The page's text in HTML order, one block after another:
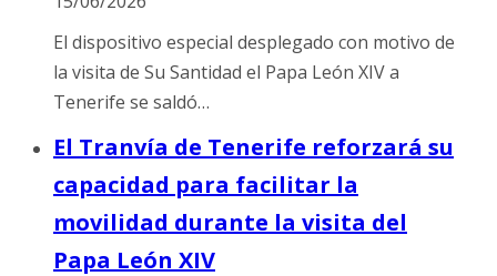
El dispositivo especial desplegado con motivo de
la visita de Su Santidad el Papa León XIV a
Tenerife se saldó…
El Tranvía de Tenerife reforzará su
capacidad para facilitar la
movilidad durante la visita del
Papa León XIV